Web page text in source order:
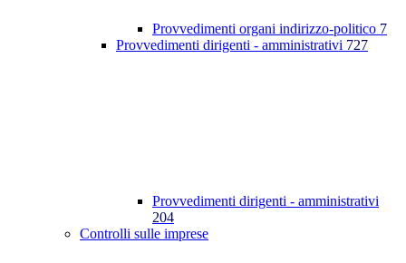
Provvedimenti organi indirizzo-politico 7
Provvedimenti dirigenti - amministrativi 727
Provvedimenti dirigenti - amministrativi
204
Controlli sulle imprese